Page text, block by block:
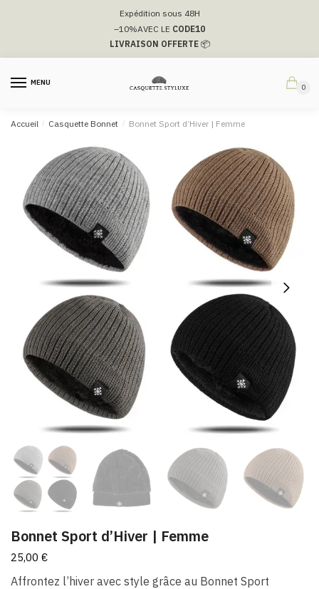
navigation
Expédition sous 48H
–10%AVEC LE CODE10
LIVRAISON OFFERTE📦
MENU
0
Accueil / Casquette Bonnet / Bonnet Sport d’Hiver | Femme
Bonnet Sport d’Hiver | Femme
25,00 €
Affrontez l’hiver avec style grâce au Bonnet Sport